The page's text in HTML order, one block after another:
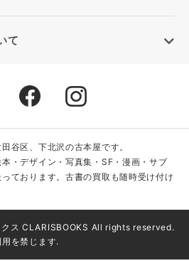
て
谷区、下北沢の古本屋です。
・デザイン・写真集・SF・漫画・サブ
ております。古書の買取も随時受け付け
ス CLARISBOOKS All rights reserved.
を禁じます.